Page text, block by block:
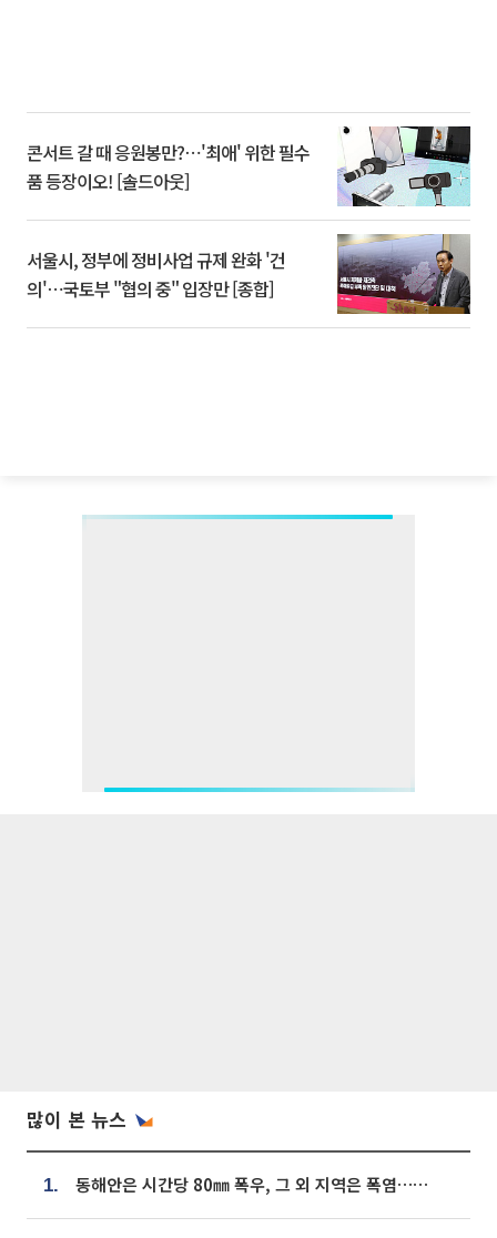
콘서트 갈 때 응원봉만?⋯'최애' 위한 필수
품 등장이오! [솔드아웃]
서울시, 정부에 정비사업 규제 완화 '건
의'⋯국토부 "협의 중" 입장만 [종합]
많이 본 뉴스
1. 동해안은 시간당 80㎜ 폭우, 그 외 지역은 폭염…‘극과 극 날씨’